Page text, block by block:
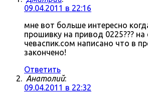
09.04.2011 в 22:16
мне вот больше интересно
прошивку на привод 0225??? на
чеваспик.сом написано что в
закончено!
Ответить
Анатолий:
09.04.2011 в 22:32